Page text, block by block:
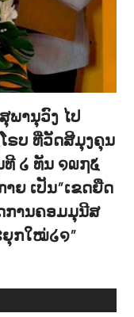
ພານຸວົງ ໄປ
ຣບ ທີ່ວັດສີມຸງຄຸນ
໒ ທັນ ໑໙໗໕
ຍ ເປັນ”ເຂດຍືດ
ການຄອມມຸນີສ
ຍຸກໃໝ່໒໑”